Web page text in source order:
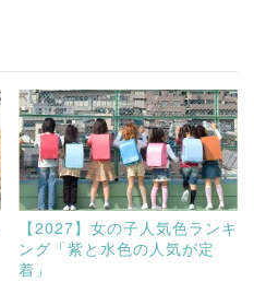
【2027】女の子人気色ランキ
ング「紫と水色の人気が定
着」